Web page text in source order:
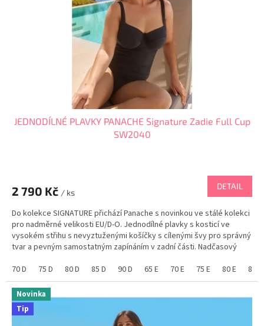
JEDNODÍLNÉ PLAVKY PANACHE Signature Zadie Full Cup
SW2040
2 790 Kč / ks
DETAIL
Do kolekce SIGNATURE přichází Panache s novinkou ve stálé kolekci
pro nadměrné velikosti EU/D-O. Jednodílné plavky s kosticí ve
vysokém střihu s nevyztuženými košíčky s cílenými švy pro správný
tvar a pevným samostatným zapínáním v zadní části. Nadčasový
70 D
75 D 80 D 85 D 90 D 65 E 70 E 75 E 80 E 85 E
Novinka
Tip